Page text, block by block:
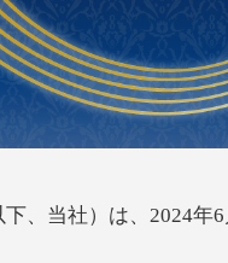
、当社）は、2024